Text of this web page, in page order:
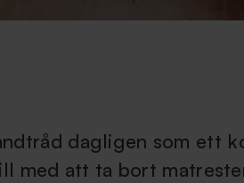
dagligen som ett
med att ta bort